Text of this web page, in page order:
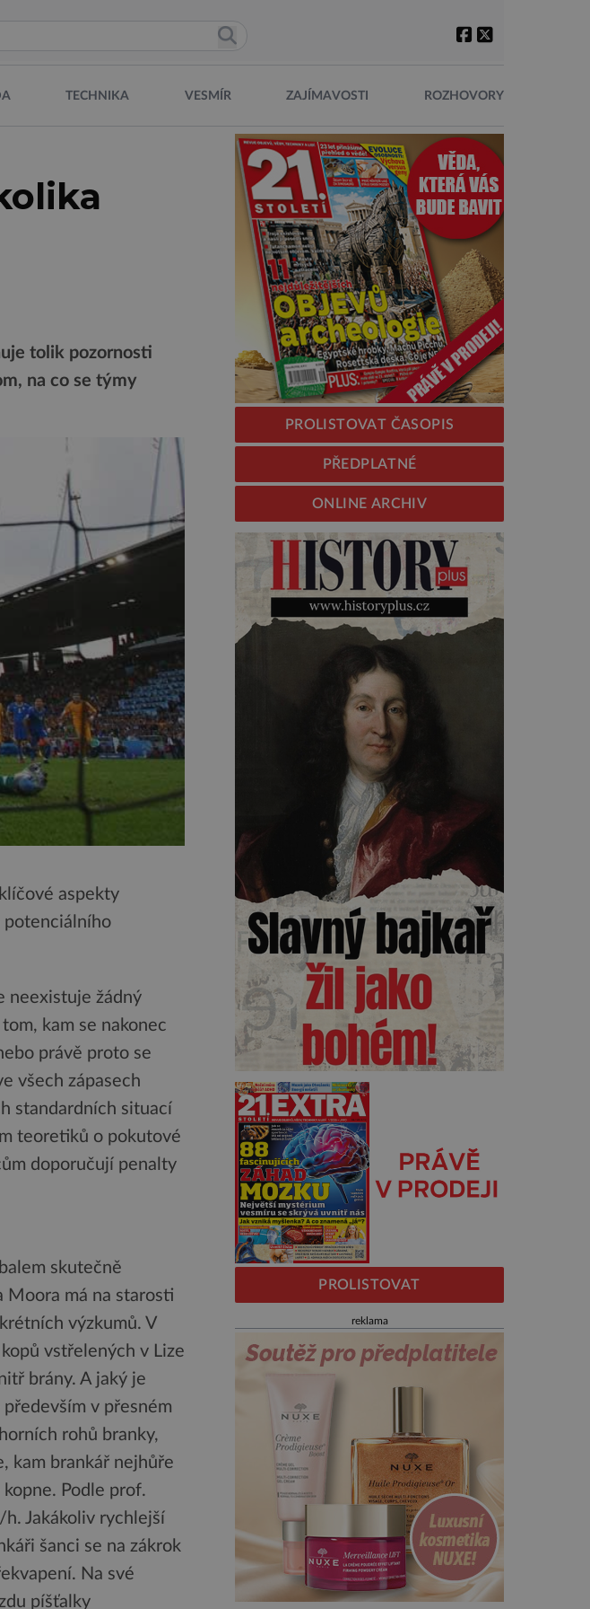
TECHNIKA VESMÍR ZAJÍMAVOSTI ROZHOVORY
tolik pozornosti
na co se týmy
aspekty
potenciálního
neexistuje žádný
kam se nakonec
právě proto se
všech zápasech
standardních situací
teoretiků o pokutové
doporučují penalty
skutečně
Moora má na starosti
výzkumů. V
vstřelených v Lize
brány. A jaký je
v přesném
rohů branky,
kam brankář nejhůře
Podle prof.
Jakákoliv rychlejší
šanci se na zákrok
Na své
píšťalky
PROLISTOVAT ČASOPIS
PŘEDPLATNÉ
ONLINE ARCHIV
PROLISTOVAT
reklama